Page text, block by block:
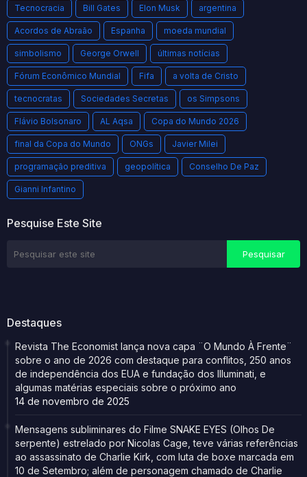
Tecnocracia Bill Gates Elon Musk argentina
Acordos de Abraão Espanha moeda mundial
simbolismo George Orwell últimas notícias
Fórum Econômico Mundial Fifa a volta de Cristo
tecnocratas Sociedades Secretas os Simpsons
Flávio Bolsonaro AL Aqsa Copa do Mundo 2026
final da Copa do Mundo ONGs Javier Milei
programação preditiva geopolítica Conselho De Paz
Gianni Infantino
Pesquise Este Site
Destaques
Revista The Economist lança nova capa ¨O Mundo À Frente¨
sobre o ano de 2026 com destaque para conflitos, 250 anos
de independência dos EUA e fundação dos Illuminati, e
algumas matérias especiais sobre o próximo ano
14 de novembro de 2025
Mensagens subliminares do Filme SNAKE EYES (Olhos De
serpente) estrelado por Nicolas Cage, teve várias referências
ao assassinato de Charlie Kirk, com luta de boxe marcada em
10 de Setembro; além de personagem chamado de Charlie